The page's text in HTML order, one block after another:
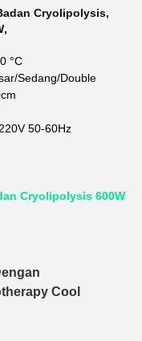
Cryolipolysis,
,
°C
Sedang/Double
50-60Hz
Cryolipolysis 600W
Cool